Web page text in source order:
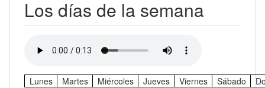
Los días de la semana
Lunes Martes Miércoles Jueves Viernes Sábado